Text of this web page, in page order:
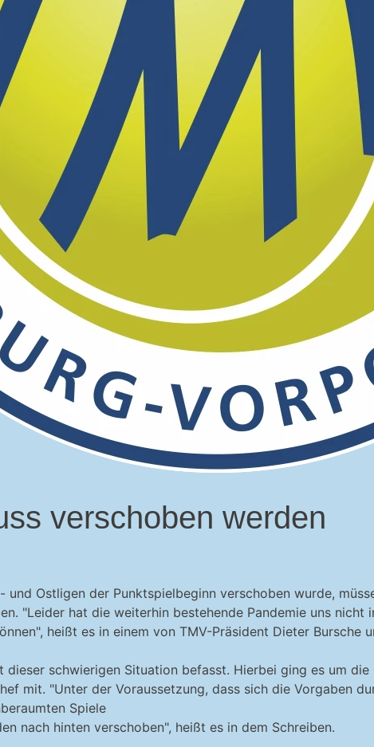
verschoben werden
und Ostligen der Punktspielbeginn verschoben wurde,
"Leider hat die weiterhin bestehende Pandemie uns
heißt es in einem von TMV-Präsident Dieter Bursche
dieser schwierigen Situation befasst. Hierbei ging es um
mit. "Unter der Voraussetzung, dass sich die Vorgaben
Spiele
nach hinten verschoben", heißt es in dem Schreiben.